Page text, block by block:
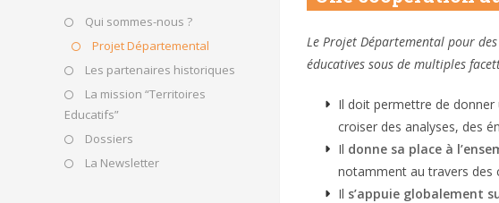
Le Projet Départemental pour
éducatives sous de multiples
Il doit permettre de donner
croiser des analyses, des
Il donne sa place à
notamment au travers des
Il s’appuie globalement
Qui sommes-nous ?
Projet Départemental
Les partenaires historiques
La mission “Territoires
Educatifs”
Dossiers
La Newsletter